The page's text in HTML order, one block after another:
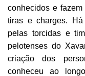
conhecidos e
tiras e charges. Há
pelas torcidas e
pelotenses do
criação dos
conheceu ao